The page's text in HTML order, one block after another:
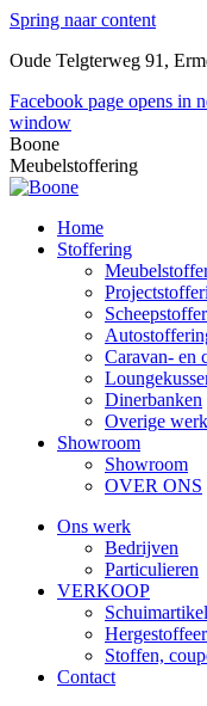
Spring naar content
Oude Telgterweg 91,
Facebook page opens in
window
Boone
Meubelstoffering
Home
Stoffering
Caravan- en
Dinerbanken
Overige
Showroom
Showroom
OVER ONS
Ons werk
Bedrijven
Particulieren
VERKOOP
Stoffen,
Contact